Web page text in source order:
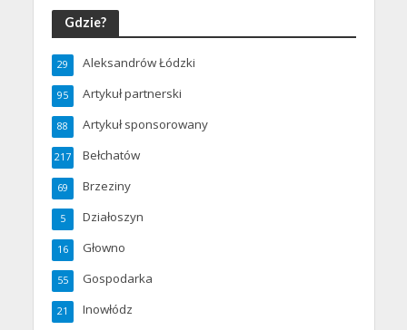
Gdzie?
Aleksandrów Łódzki
29
Artykuł partnerski
95
Artykuł sponsorowany
88
Bełchatów
217
Brzeziny
69
Działoszyn
5
Głowno
16
Gospodarka
55
Inowłódz
21